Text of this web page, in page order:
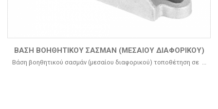
ΒΆΣΗ ΒΟΗΘΗΤΙΚΟΎ ΣΑΣΜΆΝ (ΜΕΣΑΊΟΥ ΔΙΑΦΟΡΙΚΟΎ)
Βάση βοηθητικού σασμάν (μεσαίου διαφορικού) τοποθέτηση σε ...